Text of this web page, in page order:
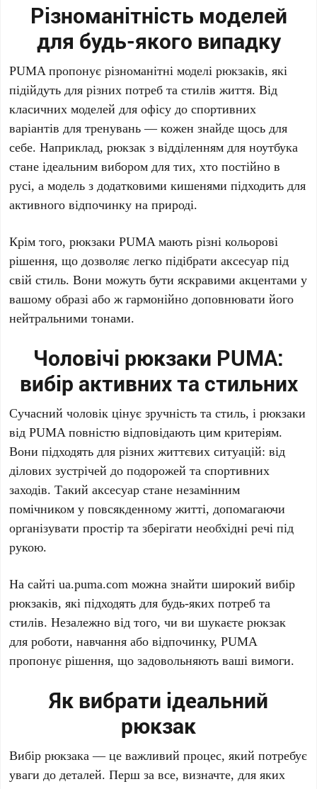
Різноманітність моделей
для будь-якого випадку
PUMA пропонує різноманітні моделі рюкзаків, які
підійдуть для різних потреб та стилів життя. Від
класичних моделей для офісу до спортивних
варіантів для тренувань — кожен знайде щось для
себе. Наприклад, рюкзак з відділенням для ноутбука
стане ідеальним вибором для тих, хто постійно в
русі, а модель з додатковими кишенями підходить для
активного відпочинку на природі.
Крім того, рюкзаки PUMA мають різні кольорові
рішення, що дозволяє легко підібрати аксесуар під
свій стиль. Вони можуть бути яскравими акцентами у
вашому образі або ж гармонійно доповнювати його
нейтральними тонами.
Чоловічі рюкзаки PUMA:
вибір активних та стильних
Сучасний чоловік цінує зручність та стиль, і рюкзаки
від PUMA повністю відповідають цим критеріям.
Вони підходять для різних життєвих ситуацій: від
ділових зустрічей до подорожей та спортивних
заходів. Такий аксесуар стане незамінним
помічником у повсякденному житті, допомагаючи
організувати простір та зберігати необхідні речі під
рукою.
На сайті ua.puma.com можна знайти широкий вибір
рюкзаків, які підходять для будь-яких потреб та
стилів. Незалежно від того, чи ви шукаєте рюкзак
для роботи, навчання або відпочинку, PUMA
пропонує рішення, що задовольняють ваші вимоги.
Як вибрати ідеальний
рюкзак
Вибір рюкзака — це важливий процес, який потребує
уваги до деталей. Перш за все, визначте, для яких